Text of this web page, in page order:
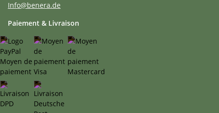
Info@benera.de
Paiement & Livraison